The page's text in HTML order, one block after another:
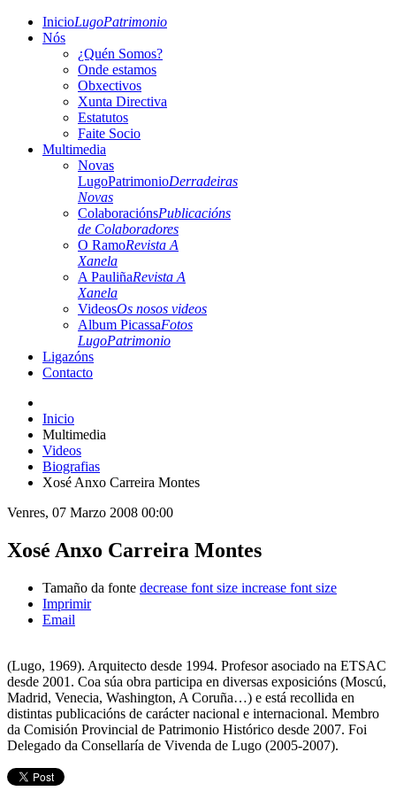
InicioLugoPatrimonio
Nós
¿Quén Somos?
Onde estamos
Obxectivos
Xunta Directiva
Estatutos
Faite Socio
Multimedia
Novas
LugoPatrimonioDerradeiras
Novas
ColaboraciónsPublicacións
de Colaboradores
O RamoRevista A
Xanela
A PauliñaRevista A
Xanela
VideosOs nosos videos
Album PicassaFotos
LugoPatrimonio
Ligazóns
Contacto
Inicio
Multimedia
Videos
Biografias
Xosé Anxo Carreira Montes
Venres, 07 Marzo 2008 00:00
Xosé Anxo Carreira Montes
Tamaño da fonte decrease font size increase font size
Imprimir
Email
(Lugo, 1969). Arquitecto desde 1994. Profesor asociado na ETSAC
desde 2001. Coa súa obra participa en diversas exposicións (Moscú,
Madrid, Venecia, Washington, A Coruña…) e está recollida en
distintas publicacións de carácter nacional e internacional. Membro
da Comisión Provincial de Patrimonio Histórico desde 2007. Foi
Delegado da Consellaría de Vivenda de Lugo (2005-2007).